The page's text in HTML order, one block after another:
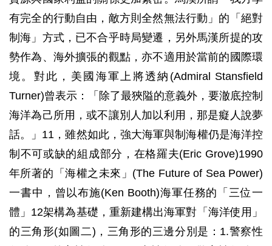
有完全的行動自由，敵方則全然無法行動」的「絕對
制海」方式，已不合乎時局變遷，另外馬漢所提的攻
勢作為、海外擴張的觀點，亦不適用於當前的國際環
境。對此，美國海軍上將透納(Admiral Stansfield
Turner)曾表示：「除了最狹隘的意義外，要澈底控制
海洋為己所用，或不讓別人加以利用，那是癡人說夢
話。」11，雖然如此，強大海軍與制海權仍是海洋控
制不可或缺的組成部分，在格羅夫(Eric Grove)1990
年所著的「海權之未來」(The Future of Sea Power)
一書中，曾以布施(Ken Booth)海軍任務的「三位一
體」12架構為基礎，重新建構出海軍對「海洋使用」
的三角形(如圖二)，三角形的三邊分別是：1.警察性